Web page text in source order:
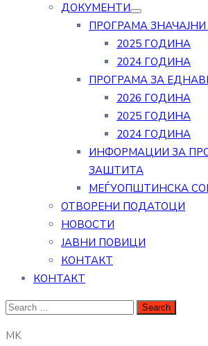
ДОКУМЕНТИ
ПРОГРАМА
2025 ГОДИНА
2024 ГОДИНА
ПРОГРАМА ЗА
2026 ГОДИНА
2025 ГОДИНА
2024 ГОДИНА
ИНФОРМАЦИИ ЗА
ЗАШТИТА
МЕЃУОПШТИНСКА
ОТВОРЕНИ ПОДАТОЦИ
НОВОСТИ
ЈАВНИ ПОВИЦИ
КОНТАКТ
КОНТАКТ
MK